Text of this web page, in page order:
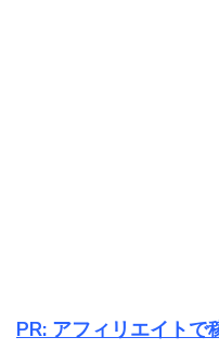
PR: アフィリエイトで